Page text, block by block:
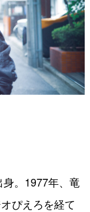
。1977年、竜
ぴえろを経て